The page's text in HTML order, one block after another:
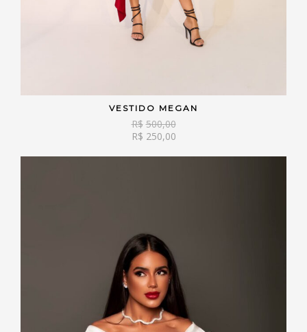
VER OPÇÕES
R$ 500,00
R$ 250,00
VESTIDO MEGAN